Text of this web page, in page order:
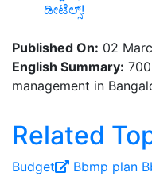
ಡೀಟೆಲ್ಸ್‌!
Published On: 02
English Summary:
management in
Related
Budget Bbmp plan